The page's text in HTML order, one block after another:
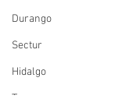
Durango
Sectur
Hidalgo
Tacos